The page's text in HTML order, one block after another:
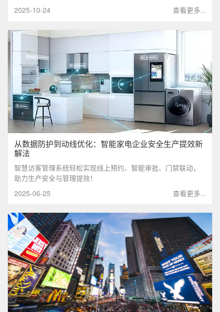
查看更多...
2025-10-24
从数据防护到动线优化：智能家电企业安全生产提效新
解法
智慧访客管理系统轻松实现线上预约、智能审批、门禁联动，
助力生产安全与管理提效！
查看更多...
2025-06-25